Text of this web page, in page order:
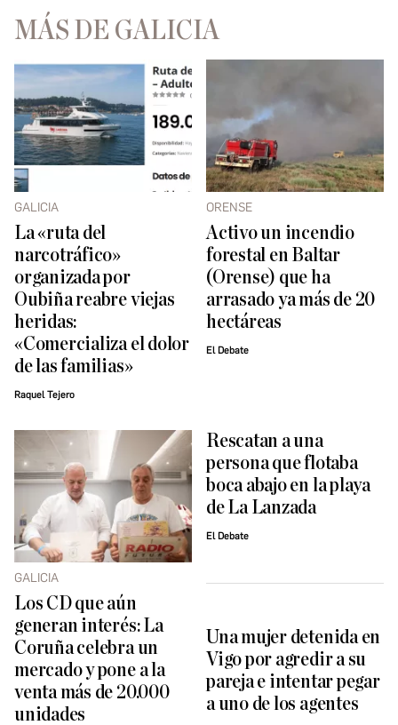
MÁS DE GALICIA
GALICIA
La «ruta del
narcotráfico»
organizada por
Oubiña reabre viejas
heridas:
«Comercializa el dolor
de las familias»
Raquel Tejero
ORENSE
Activo un incendio
forestal en Baltar
(Orense) que ha
arrasado ya más de 20
hectáreas
El Debate
GALICIA
Los CD que aún
generan interés: La
Coruña celebra un
mercado y pone a la
venta más de 20.000
unidades
Rescatan a una
persona que flotaba
boca abajo en la playa
de La Lanzada
El Debate
Una mujer detenida en
Vigo por agredir a su
pareja e intentar pegar
a uno de los agentes